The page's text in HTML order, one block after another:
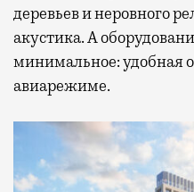
деревьев и неровного
акустика. А
минимальное: удобная
авиарежиме.